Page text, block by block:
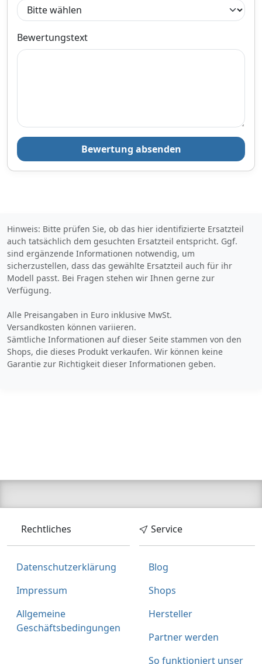
Bewertungstext
Bewertung absenden
Hinweis: Bitte prüfen Sie, ob das hier identifizierte Ersatzteil
auch tatsächlich dem gesuchten Ersatzteil entspricht. Ggf.
sind ergänzende Informationen notwendig, um
sicherzustellen, dass das gewählte Ersatzteil auch für ihr
Modell passt. Bei Fragen stehen wir Ihnen gerne zur
Verfügung.
Alle Preisangaben in Euro inklusive MwSt.
Versandkosten können variieren.
Sämtliche Informationen auf dieser Seite stammen von den
Shops, die dieses Produkt verkaufen. Wir können keine
Garantie zur Richtigkeit dieser Informationen geben.
Rechtliches
Datenschutzerklärung
Impressum
Allgemeine
Geschäftsbedingungen
Service
Blog
Shops
Hersteller
Partner werden
So funktioniert unser